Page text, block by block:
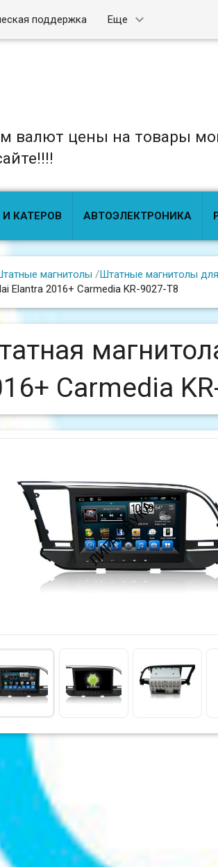
поддержка Еще
валют цены на товары
КАТЕРОВ АВТОЭЛЕКТРОНИКА
магнитолы /Штатные магнитолы
Elantra 2016+ Carmedia KR-9027-T8
Carmedia